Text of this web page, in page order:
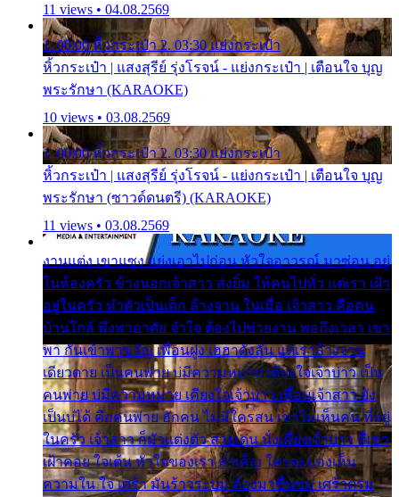
11 views • 04.08.2569
1. 00:00 หิ้วกระเป๋า 2. 03:30 แย่งกระเป๋า
หิ้วกระเป๋า | แสงสุรีย์ รุ่งโรจน์ - แย่งกระเป๋า | เตือนใจ บุญ
พระรักษา (KARAOKE)
10 views • 03.08.2569
1. 00:00 หิ้วกระเป๋า 2. 03:30 แย่งกระเป๋า
หิ้วกระเป๋า | แสงสุรีย์ รุ่งโรจน์ - แย่งกระเป๋า | เตือนใจ บุญ
พระรักษา (ซาวด์ดนตรี) (KARAOKE)
11 views • 03.08.2569
งานแต่ง เขาแซง แย่งเอาไปก่อน หัวใจอาวรณ์ มาซ่อน อยู่
ในห้องครัว ข้างนอกเจ้าสาว ส่งยิ้ม ให้คนไปทั่ว แต่เรา เฝ้า
อยู่ในครัว ทำตัวเป็นเด็ก ล้างจาน ในเมื่อ เจ้าสาว คือคน
บ้านใกล้ พึ่งพาอาศัย จำใจ ต้องไปช่วยงาน พอถึงเวลา เขา
พา กันเข้าพาขวัญ เพื่อนฝูง เฮฮาดังลั่น แต่เราล้างจาน
เดียวดาย เป็นคนพ่าย บ่มีความหมาย เคียงใจเจ้าบ่าว เป็น
คนพ่าย บ่มีความหมาย เคียงใจเจ้าบ่าว เพื่อนเจ้าสาว ยัง
เป็นบ่ได้ คือคนพ่าย ฮักคน ไม่มีใครสน เขาไม่เห็นคน ที่อยู่
ในครัว เจ้าสาว ก็มัวแต่งตัว สวยเด่น นั่งเคียงเจ้าบ่าว ที่เขา
เฝ้าคอย ใจเต้น หัวใจของเรา ลำเค็ญ ใครจะมองเห็น
ความใน ใจ เศร้า มันร้าวระบม ต้องมาขื่นขม เศร้าตรม